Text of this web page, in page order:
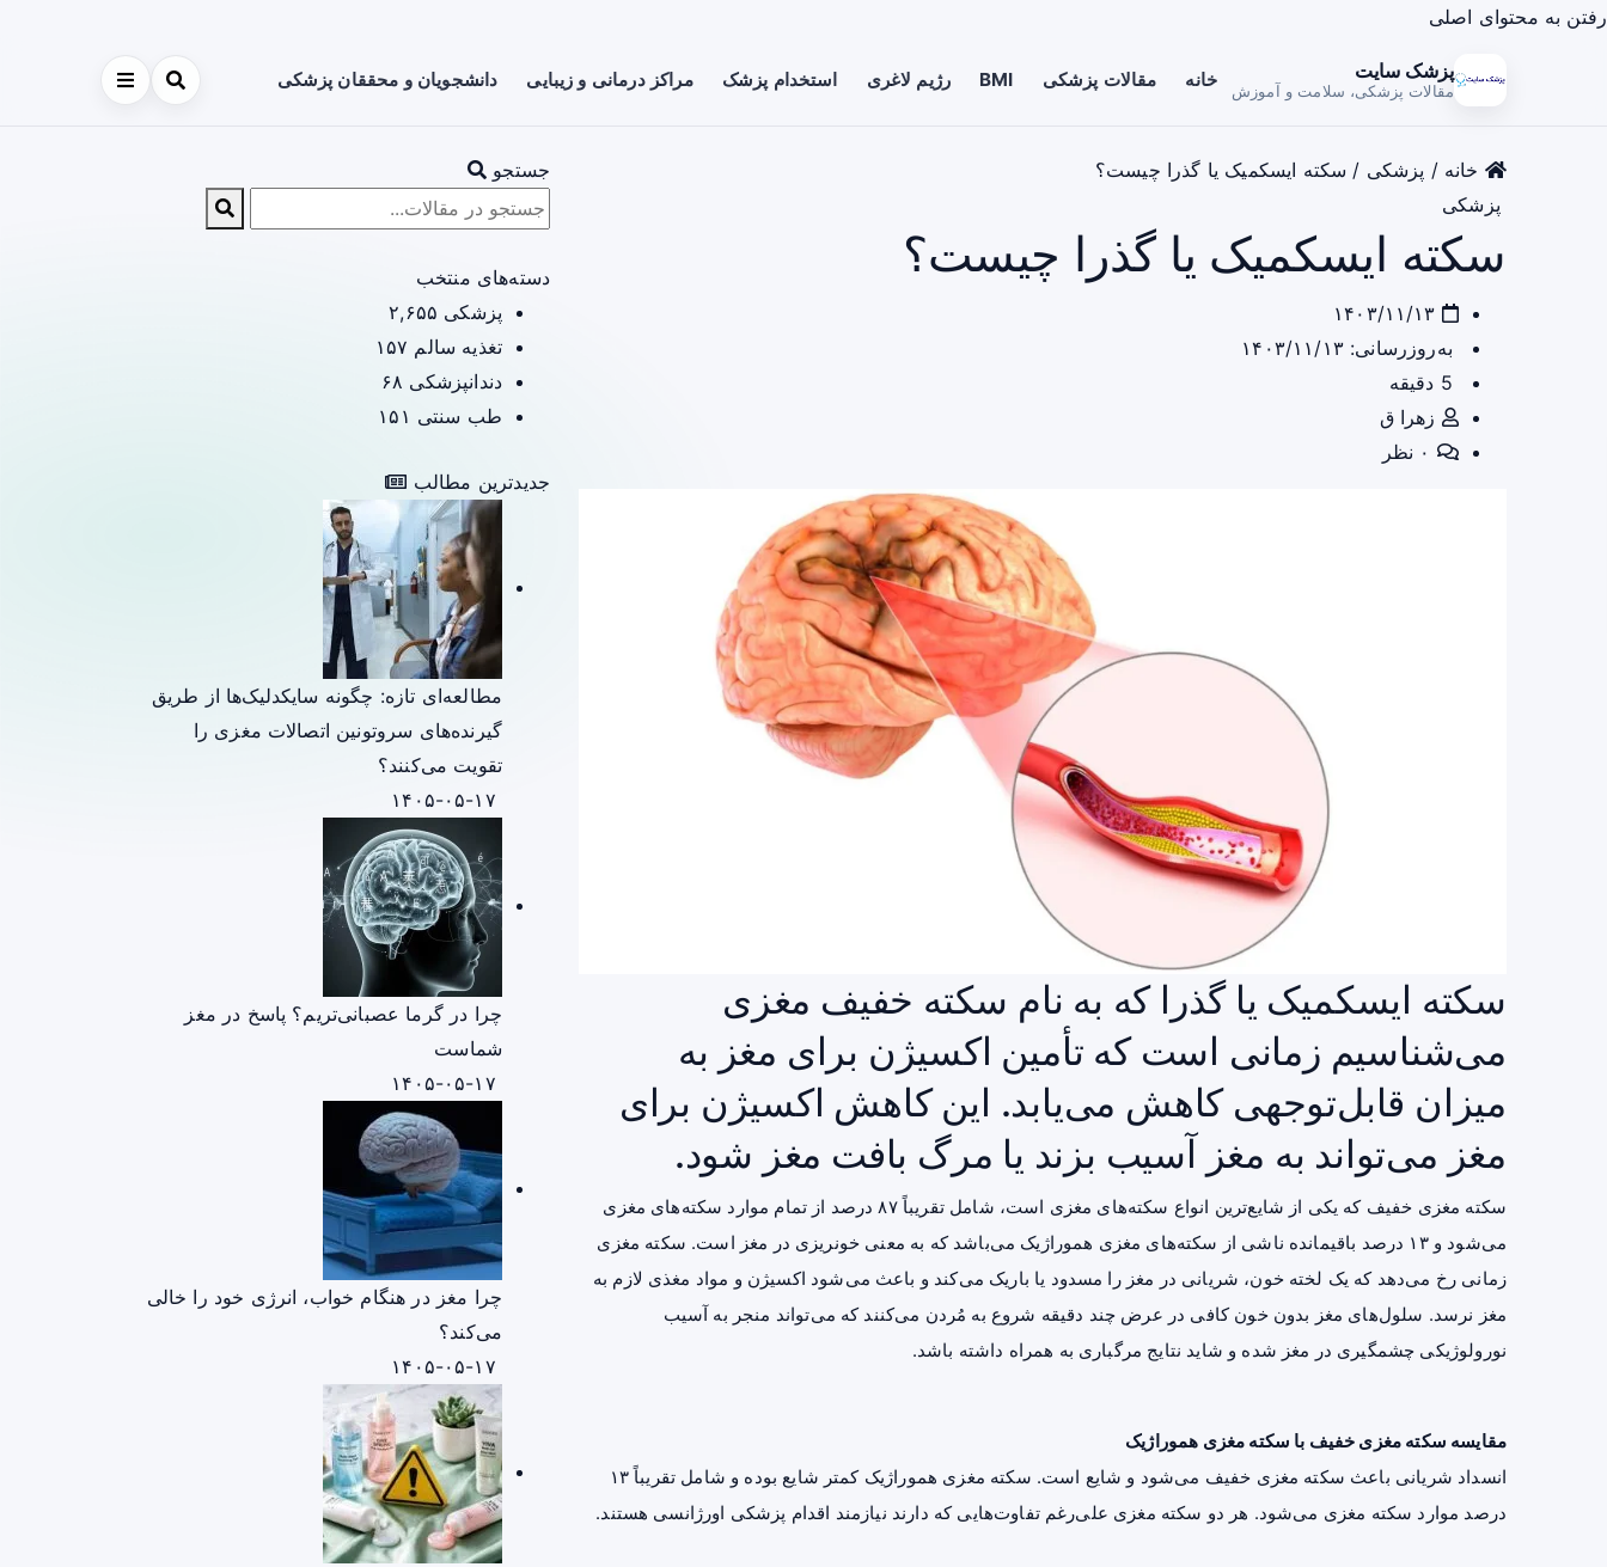
رفتن به محتوای اصلی
پزشک سایت
مقالات پزشکی، سلامت و آموزش خانه مقالات پزشکی BMI رژیم لاغری استخدام پزشک مراکز درمانی و زیبایی دانشجویان و محققان پزشکی
خانه / پزشکی / سکته ایسکمیک یا گذرا چیست؟
پزشکی
سکته ایسکمیک یا گذرا چیست؟
به‌روزرسانی: ۱۴۰۳/۱۱/۱۳
زهرا ق
سکته ایسکمیک یا گذرا که به نام سکته خفیف مغزی
می‌شناسیم زمانی است که تأمین اکسیژن برای مغز به
میزان قابل‌توجهی کاهش می‌یابد. این کاهش اکسیژن برای
مغز می‌تواند به مغز آسیب بزند یا مرگ بافت مغز شود.
سکته مغزی خفیف که یکی از شایع‌ترین انواع سکته‌های مغزی است، شامل تقریباً ۸۷ درصد از تمام موارد سکته‌های مغزی
می‌شود و ۱۳ درصد باقیمانده ناشی از سکته‌های مغزی هموراژیک می‌باشد که به معنی
خونریزی در مغز است. سکته مغزی
زمانی رخ می‌دهد که یک لخته خون، شریانی در مغز را مسدود یا باریک می‌کند و باعث می‌شود اکسیژن و مواد مغذی لازم به
مغز نرسد. سلول‌های مغز بدون خون کافی در عرض چند دقیقه شروع به مُردن می‌کنند که می‌تواند منجر به آسیب
نورولوژیکی چشمگیری در مغز شده و شاید نتایج مرگباری به همراه داشته باشد.
مقایسه سکته مغزی خفیف با سکته مغزی هموراژیک
انسداد شریانی باعث سکته مغزی خفیف می‌شود و شایع است. سکته مغزی هموراژیک کمتر شایع بوده و شامل تقریباً ۱۳
درصد موارد سکته مغزی می‌شود. هر دو سکته مغزی علی‌رغم تفاوت‌هایی که دارند نیازمند اقدام پزشکی اورژانسی هستند.
جستجو
دسته‌های منتخب
پزشکی ۲,۶۵۵
تغذیه سالم ۱۵۷
دندانپزشکی ۶۸
طب سنتی ۱۵۱
جدیدترین مطالب
مطالعه‌ای تازه: چگونه سایکدلیک‌ها از طریق
گیرنده‌های سروتونین اتصالات مغزی را
تقویت می‌کنند؟
چرا در گرما عصبانی‌تریم؟ پاسخ در مغز
شماست
چرا مغز در هنگام خواب، انرژی خود را خالی
می‌کند؟